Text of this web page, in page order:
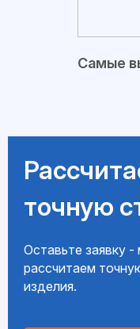
Самые
точную
Оставьте заявку
рассчитаем
изделия.